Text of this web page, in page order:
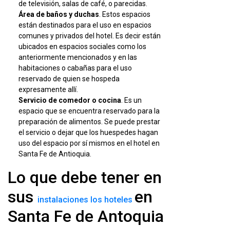
de televisión, salas de café, o parecidas.
Área de baños y duchas. Estos espacios
están destinados para el uso en espacios
comunes y privados del hotel. Es decir están
ubicados en espacios sociales como los
anteriormente mencionados y en las
habitaciones o cabañas para el uso
reservado de quien se hospeda
expresamente allí.
Servicio de comedor o cocina. Es un
espacio que se encuentra reservado para la
preparación de alimentos. Se puede prestar
el servicio o dejar que los huespedes hagan
uso del espacio por sí mismos en el hotel en
Santa Fe de Antioquia.
Lo que debe tener en
sus instalaciones los hoteles en
Santa Fe de Antoquia